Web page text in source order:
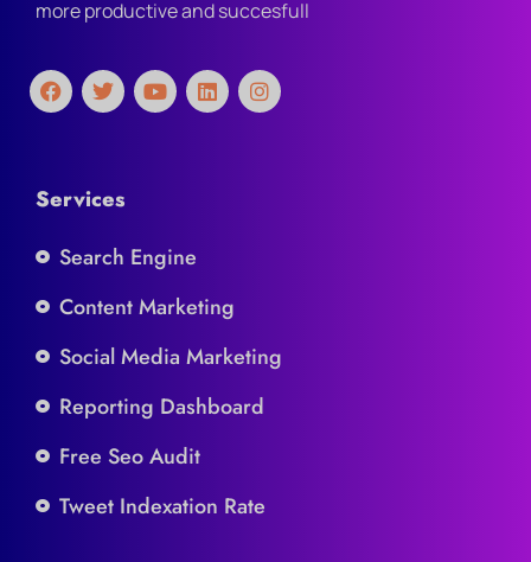
more productive and succesfull
Services
Search Engine
Content Marketing
Social Media Marketing
Reporting Dashboard
Free Seo Audit
Tweet Indexation Rate